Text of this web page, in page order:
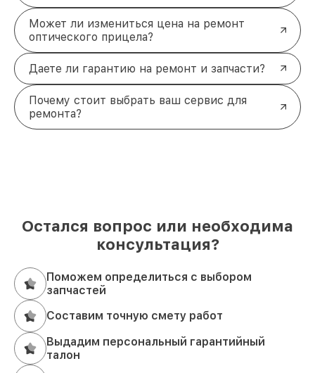
Может ли измениться цена на ремонт
оптического прицела?
Даете ли гарантию на ремонт и запчасти?
Почему стоит выбрать ваш сервис для
ремонта?
Остался вопрос или необходима
консультация?
Поможем определиться с выбором
запчастей
Составим точную смету работ
Выдадим персональный гарантийный
талон